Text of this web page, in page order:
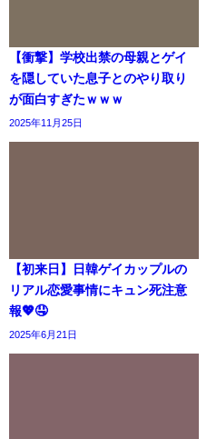
【衝撃】学校出禁の母親とゲイ
を隠していた息子とのやり取り
が面白すぎたｗｗｗ
2025年11月25日
【初来日】日韓ゲイカップルの
リアル恋愛事情にキュン死注意
報💖🤤
2025年6月21日